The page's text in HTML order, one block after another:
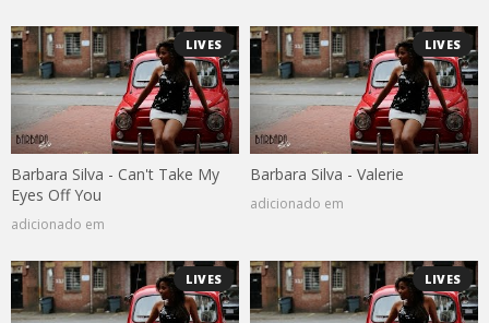
LIVES
Barbara Silva - Can't Take My
Eyes Off You
adicionado em
LIVES
Barbara Silva - Valerie
adicionado em
LIVES LIVES